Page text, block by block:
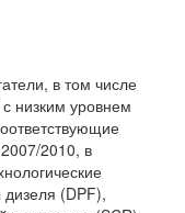
в том числе
низким уровнем
2010, в
(DPF),